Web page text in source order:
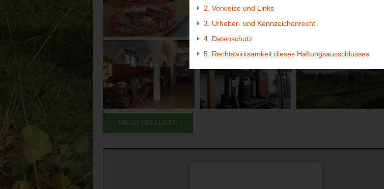
2. Verweise und Links
3. Urheber- und Kennzeichenrecht
4. Datenschutz
5. Rechtswirksamkeit dieses Haftungsausschlusses
MEHR ERFAHREN